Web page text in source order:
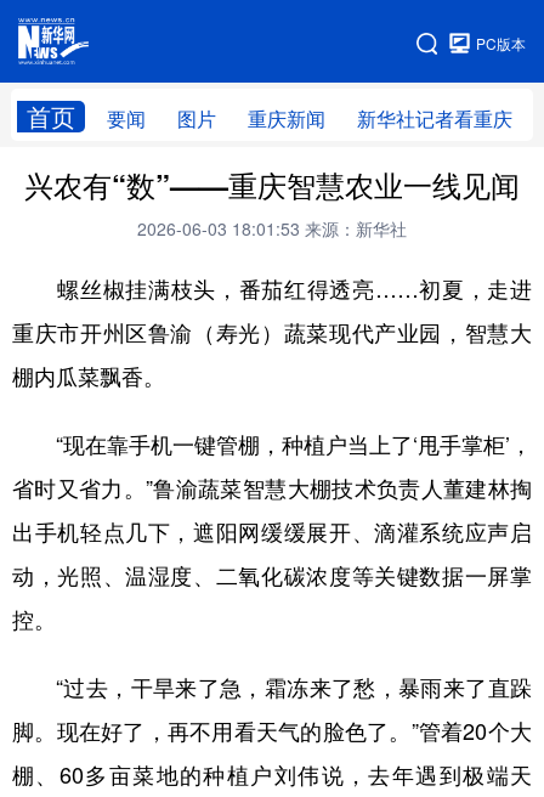
PC版本
首页 要闻 图片 重庆新闻 新华社记者看重庆
网站地图
兴农有“数”——重庆智慧农业一线见闻
2026-06-03 18:01:53 来源：新华社
螺丝椒挂满枝头，番茄红得透亮……初夏，走进
重庆市开州区鲁渝（寿光）蔬菜现代产业园 ，智慧大
棚内瓜菜飘香。
“现在靠手机一键管棚，种植户当上了‘甩手掌柜’，
省时又省力。”鲁渝蔬菜智慧大棚技术负责人董建林掏
出手机轻点几下，遮阳网缓缓展开、滴灌系统应声启
动，光照、温湿度、二氧化碳浓度等关键数据一屏掌
控。
“过去，干旱来了急，霜冻来了愁，暴雨来了直跺
脚。现在好了，再不用看天气的脸色了。”管着20个大
棚、60多亩菜地的种植户刘伟说，去年遇到极端天